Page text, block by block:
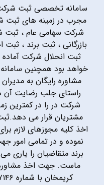
سامانه تخصصی ثبت
مجرب در زمینه های ثبت
شرکت سهامی عام ،
بازرگانی ، ثبت برند ،
ثبت انحلال شرکت آماده
خواهد بود همچنین
مشاوره رایگان به
راستای جلب رضایت آن
شرکت در را در کمترین
مشتریان قرار می
اخذ کلیه مجوزهای لازم
نموده و در تمامی
برند متقاضیان را
ماست. جهت اخذ
کریمخان با شماره ۰۲۱۸۷۱۴۶ تماس حاصل فرمایید.